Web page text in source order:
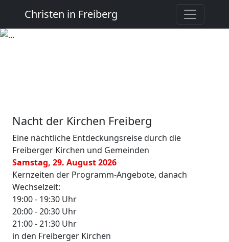
Christen in Freiberg
Nacht der Kirchen Freiberg
Eine nächtliche Entdeckungsreise durch die
Freiberger Kirchen und Gemeinden
Samstag, 29. August 2026
Kernzeiten der Programm-Angebote, danach
Wechselzeit:
19:00 - 19:30 Uhr
20:00 - 20:30 Uhr
21:00 - 21:30 Uhr
in den Freiberger Kirchen